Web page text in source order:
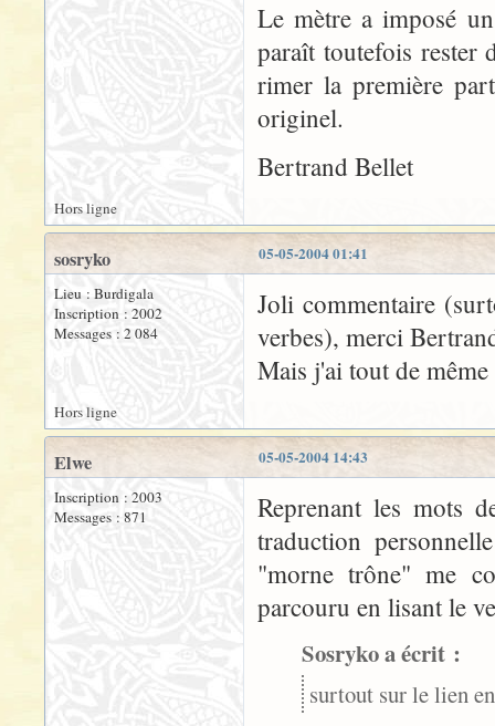
Le mètre a imposé
paraît toutefois rester
rimer la première
originel.
Bertrand Bellet
Hors ligne
05-05-2004 01:41
sosryko
Lieu : Burdigala
Inscription : 2002
Messages : 2 084
Joli commentaire
verbes), merci
Mais j'ai tout de
Hors ligne
05-05-2004 14:43
Elwe
Inscription : 2003
Messages : 871
Reprenant les mots
traduction
"morne trône" me
parcouru en lisant le
Sosryko a écrit :
surtout sur le lien